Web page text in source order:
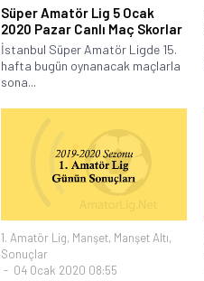
Süper Amatör Lig 5 Ocak
2020 Pazar Canlı Maç Skorlar
İstanbul Süper Amatör Ligde 15.
hafta bugün oynanacak maçlarla
sona...
1. Amatör Lig, Manşet, Manşet Altı,
Sonuçlar
04 Ocak 2020 08:55